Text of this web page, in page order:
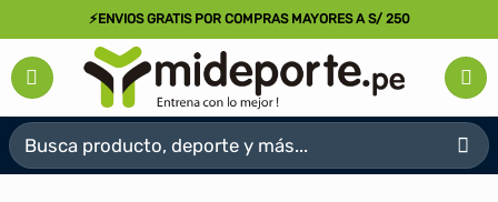
al
contenido
⚡ENVIOS GRATIS POR COMPRAS MAYORES A S/ 250
Buscar
por: